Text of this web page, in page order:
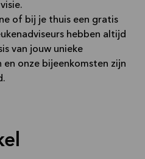
of bij je thuis een gratis
hebben altijd
van jouw unieke
onze bijeenkomsten zijn